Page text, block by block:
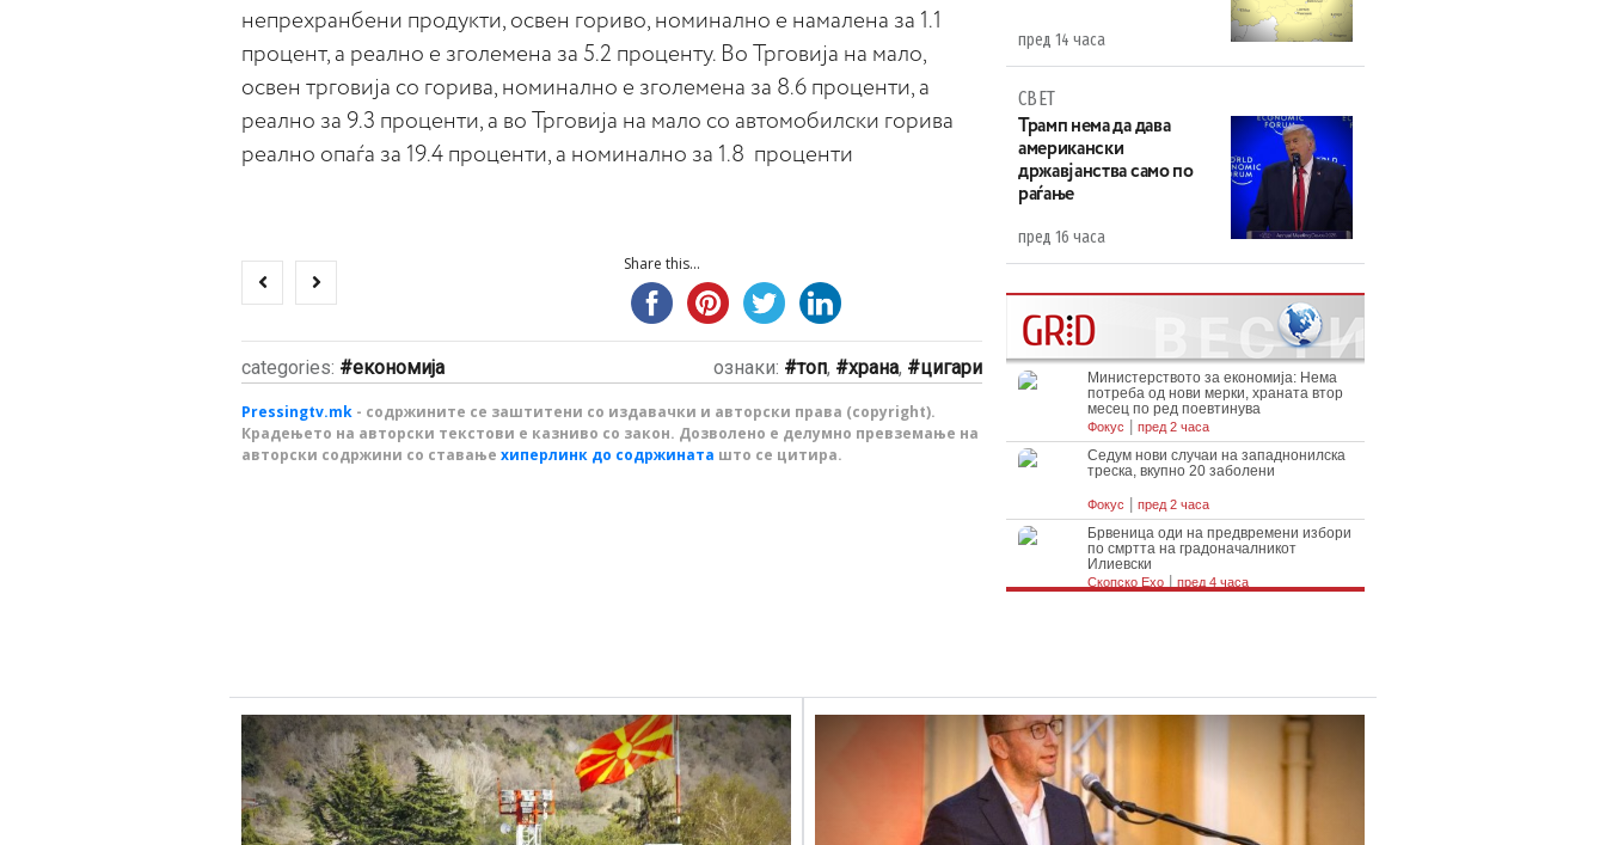
непрехранбени продукти, освен гориво, номинално е намалена за 1.1
процент, а реално е зголемена за 5.2 проценту. Во Трговија на мало,
освен трговија со горива, номинално е зголемена за 8.6 проценти, а
реално за 9.3 проценти, а во Трговија на мало со автомобилски горива
реално опаѓа за 19.4 проценти, а номинално за 1.8 проценти
Share this...
categories: економија ознаки: топ, храна, цигари
Pressingtv.mk - содржините се заштитени со издавачки и авторски права (copyright).
Крадењето на авторски текстови е казниво со закон. Дозволено е делумно превземање на
авторски содржини со ставање хиперлинк до содржината што се цитира.
пред 14 часа
СВЕТ
Трамп нема да дава
американски
државјанства само по
раѓање
пред 16 часа